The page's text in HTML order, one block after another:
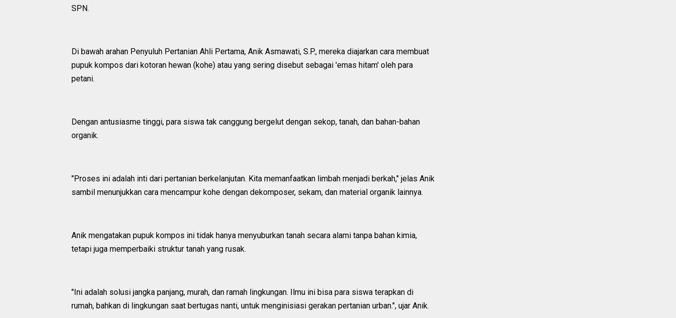
SPN.
Di bawah arahan Penyuluh Pertanian Ahli Pertama, Anik Asmawati, S.P., mereka diajarkan cara membuat
pupuk kompos dari kotoran hewan (kohe) atau yang sering disebut sebagai 'emas hitam' oleh para
petani.
Dengan antusiasme tinggi, para siswa tak canggung bergelut dengan sekop, tanah, dan bahan-bahan
organik.
"Proses ini adalah inti dari pertanian berkelanjutan. Kita memanfaatkan limbah menjadi berkah," jelas Anik
sambil menunjukkan cara mencampur kohe dengan dekomposer, sekam, dan material organik lainnya.
Anik mengatakan pupuk kompos ini tidak hanya menyuburkan tanah secara alami tanpa bahan kimia,
tetapi juga memperbaiki struktur tanah yang rusak.
"Ini adalah solusi jangka panjang, murah, dan ramah lingkungan. Ilmu ini bisa para siswa terapkan di
rumah, bahkan di lingkungan saat bertugas nanti, untuk menginisiasi gerakan pertanian urban.", ujar Anik.